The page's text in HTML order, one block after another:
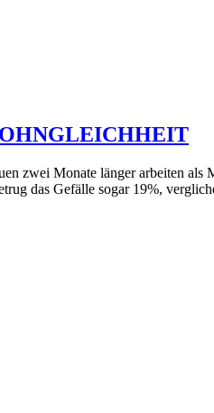
zwei Monate länger arbeiten
das Gefälle sogar 19%,